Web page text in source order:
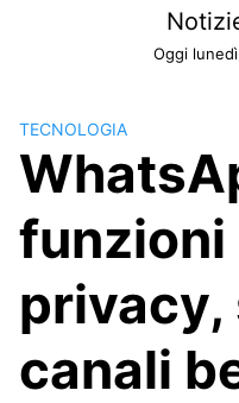
Oggi
TECNOLOGIA
funzioni
privacy,
canali